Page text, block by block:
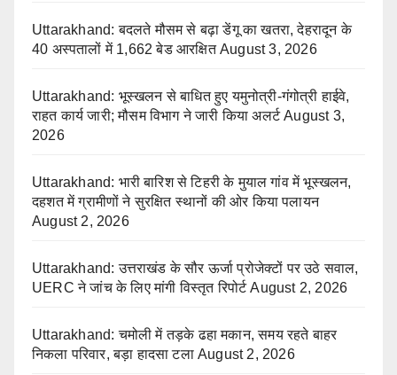
Uttarakhand: बदलते मौसम से बढ़ा डेंगू का खतरा, देहरादून के
40 अस्पतालों में 1,662 बेड आरक्षित August 3, 2026
Uttarakhand: भूस्खलन से बाधित हुए यमुनोत्री-गंगोत्री हाईवे,
राहत कार्य जारी; मौसम विभाग ने जारी किया अलर्ट August 3,
2026
Uttarakhand: भारी बारिश से टिहरी के मुयाल गांव में भूस्खलन,
दहशत में ग्रामीणों ने सुरक्षित स्थानों की ओर किया पलायन
August 2, 2026
Uttarakhand: उत्तराखंड के सौर ऊर्जा प्रोजेक्टों पर उठे सवाल,
UERC ने जांच के लिए मांगी विस्तृत रिपोर्ट August 2, 2026
Uttarakhand: चमोली में तड़के ढहा मकान, समय रहते बाहर
निकला परिवार, बड़ा हादसा टला August 2, 2026